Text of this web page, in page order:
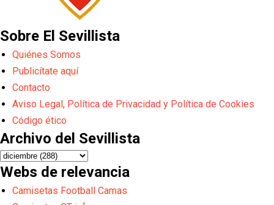
Sobre El Sevillista
Quiénes Somos
Publicítate aquí
Contacto
Aviso Legal, Política de Privacidad y Política de Cookies
Código ético
Archivo del Sevillista
Webs de relevancia
Camisetas Football Camas